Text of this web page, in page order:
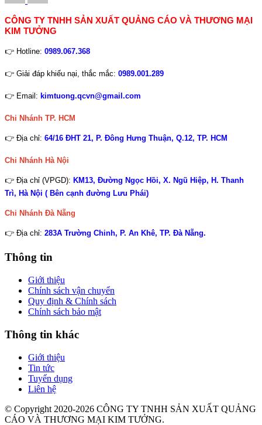
CÔNG TY TNHH SẢN XUẤT QUẢNG CÁO VÀ THƯƠNG MẠI
KIM TƯỞNG
👉 Hotline: 0989.067.368
👉 Giải đáp khiếu nại, thắc mắc: 0989.001.289
👉 Email: kimtuong.qcvn@gmail.com
Chi Nhánh TP. HCM
👉 Địa chỉ: 64/16 ĐHT 21, P. Đông Hưng Thuận, Q.12, TP. HCM
Chi Nhánh Hà Nội
👉 Địa chỉ (VPGD): KM13, Đường Ngọc Hồi, X. Ngũ Hiệp, H. Thanh
Trì, Hà Nội ( Bên cạnh đường Lưu Phái)
Chi Nhánh Đà Nẵng
👉 Địa chỉ: 283A Trường Chinh, P. An Khê, TP. Đà Nẵng.
Thông tin
Giới thiệu
Chính sách vận chuyển
Quy định & Chính sách
Chính sách bảo mật
Thông tin khác
Giới thiệu
Tin tức
Tuyển dụng
Liên hệ
© Copyright 2020-2026 CÔNG TY TNHH SẢN XUẤT QUẢNG
CÁO VÀ THƯƠNG MẠI KIM TƯỞNG.